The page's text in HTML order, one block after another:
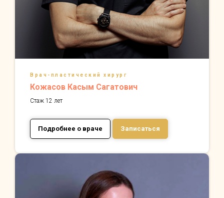
Врач-пластический хирург
Кожасов Касым Сагатович
Стаж 12 лет
Подробнее о враче Записаться